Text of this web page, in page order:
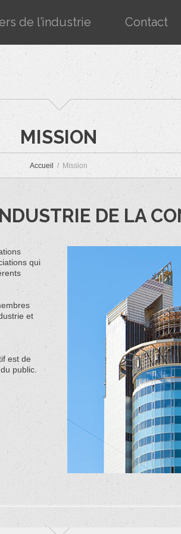
de l’industrie Contact
MISSION
Accueil Mission
DE LA
qui
et
est de
public.